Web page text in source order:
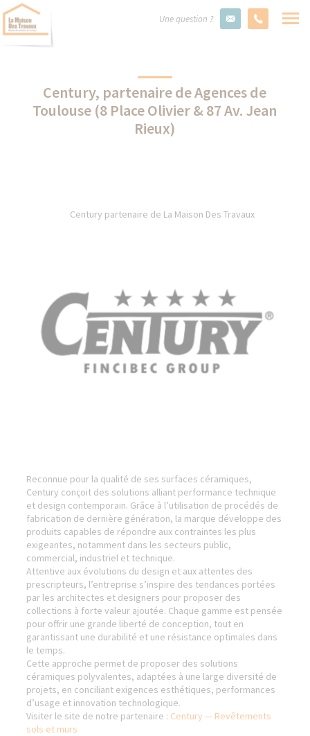
Une question ?
Century, partenaire de Agences de
Toulouse (8 Place Olivier & 87 Av. Jean
Rieux)
Century partenaire de La Maison Des Travaux
Reconnue pour la qualité de ses surfaces céramiques,
Century conçoit des solutions alliant performance technique
et design contemporain. Grâce à l’utilisation de procédés de
fabrication de dernière génération, la marque développe des
produits capables de répondre aux contraintes les plus
exigeantes, notamment dans les secteurs public,
commercial, industriel et technique.
Attentive aux évolutions du design et aux attentes des
prescripteurs, l’entreprise s’inspire des tendances portées
par les architectes et designers pour proposer des
collections à forte valeur ajoutée. Chaque gamme est pensée
pour offrir une grande liberté de conception, tout en
garantissant une durabilité et une résistance optimales dans
le temps.
Cette approche permet de proposer des solutions
céramiques polyvalentes, adaptées à une large diversité de
projets, en conciliant exigences esthétiques, performances
d’usage et innovation technologique.
Visiter le site de notre partenaire : Century — Revêtements
sols et murs